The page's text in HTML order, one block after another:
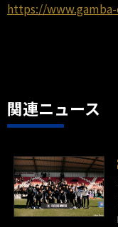
https://
関連ニュース